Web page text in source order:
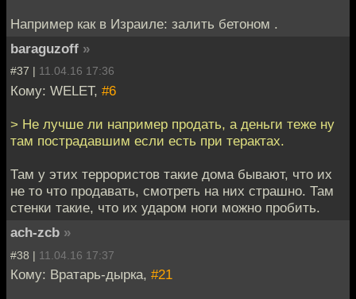
Например как в Израиле: залить бетоном .
baraguzoff »
#37 | 11.04.16 17:36
Кому: WELET, #6
> Не лучше ли например продать, а деньги теже ну
там пострадавшим если есть при терактах.
Там у этих террористов такие дома бывают, что их
не то что продавать, смотреть на них страшно. Там
стенки такие, что их ударом ноги можно пробить.
ach-zcb »
#38 | 11.04.16 17:37
Кому: Вратарь-дырка, #21